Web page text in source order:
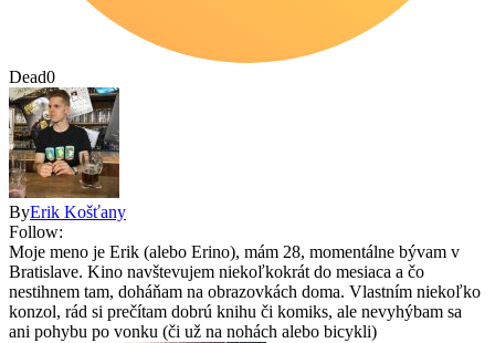
Dead0
ByErik Košťany
Follow:
Moje meno je Erik (alebo Erino), mám 28, momentálne bývam v
Bratislave. Kino navštevujem niekoľkokrát do mesiaca a čo
nestihnem tam, doháňam na obrazovkách doma. Vlastním niekoľko
konzol, rád si prečítam dobrú knihu či komiks, ale nevyhýbam sa
ani pohybu po vonku (či už na nohách alebo bicykli)